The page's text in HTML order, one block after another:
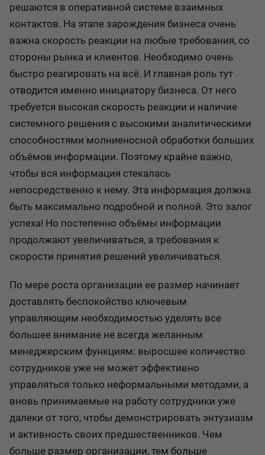
решаются в оперативной системе взаимных
контактов. На этапе зарождения бизнеса очень
важна скорость реакции на любые требования, со
стороны рынка и клиентов. Необходимо очень
быстро реагировать на всё. И главная роль тут
отводится именно инициатору бизнеса. От него
требуется высокая скорость реакции и наличие
системного решения с высокими аналитическими
способностями молниеносной обработки больших
объёмов информации. Поэтому крайне важно,
чтобы вся информация стекалась
непосредственно к нему. Эта информация должна
быть максимально подробной и полной. Это залог
успеха! Но постепенно объёмы информации
продолжают увеличиваться, а требования к
скорости принятия решений увеличиваться.
По мере роста организации ее размер начинает
доставлять беспокойство ключевым
управляющим необходимостью уделять все
большее внимание не всегда желанным
менеджерским функциям: выросшее количество
сотрудников уже не может эффективно
управляться только неформальными методами, а
вновь принимаемые на работу сотрудники уже
далеки от того, чтобы демонстрировать энтузиазм
и активность своих предшественников. Чем
больше размер организации, тем больше